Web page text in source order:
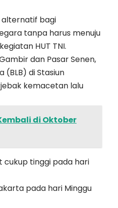
alternatif bagi
tanpa harus menuju
HUT TNI.
dan Pasar Senen,
di Stasiun
kemacetan lalu
di Oktober
cukup tinggi pada hari
pada hari Minggu